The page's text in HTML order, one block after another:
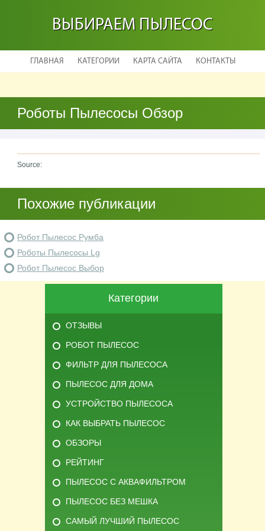
ВЫБИРАЕМ ПЫЛЕСОС
ГЛАВНАЯ КАТЕГОРИИ КАРТА САЙТА КОНТАКТЫ
Роботы Пылесосы Обзор
Source:
Похожие публикации
Робот Пылесос Румба
Роботы Пылесосы Lg
Робот Пылесос Выбор
Категории
ОТЗЫВЫ
РОБОТ ПЫЛЕСОС
ФИЛЬТР ДЛЯ ПЫЛЕСОСА
ПЫЛЕСОС ДЛЯ ДОМА
УСТРОЙСТВО ПЫЛЕСОСА
КАК ВЫБРАТЬ ПЫЛЕСОС
ОБЗОРЫ
РЕЙТИНГ
ПЫЛЕСОС С АКВАФИЛЬТРОМ
ПЫЛЕСОС БЕЗ МЕШКА
САМЫЙ ЛУЧШИЙ ПЫЛЕСОС